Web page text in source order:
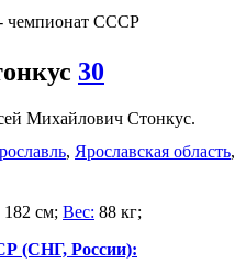
30
Михайлович Стонкус.
, Ярославская область,
182 см; Вес: 88 кг;
(СНГ, России):